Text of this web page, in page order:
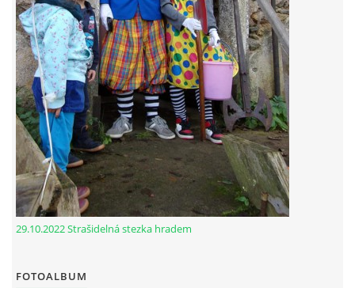
29.10.2022 Strašidelná stezka hradem
FOTOALBUM